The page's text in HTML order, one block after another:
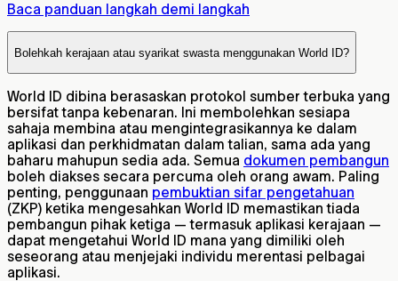
Baca panduan langkah demi langkah
Bolehkah kerajaan atau syarikat swasta menggunakan World ID?
World ID dibina berasaskan protokol sumber terbuka yang
bersifat tanpa kebenaran. Ini membolehkan sesiapa
sahaja membina atau mengintegrasikannya ke dalam
aplikasi dan perkhidmatan dalam talian, sama ada yang
baharu mahupun sedia ada. Semua dokumen pembangun
boleh diakses secara percuma oleh orang awam. Paling
penting, penggunaan pembuktian sifar pengetahuan
(ZKP) ketika mengesahkan World ID memastikan tiada
pembangun pihak ketiga — termasuk aplikasi kerajaan —
dapat mengetahui World ID mana yang dimiliki oleh
seseorang atau menjejaki individu merentasi pelbagai
aplikasi.